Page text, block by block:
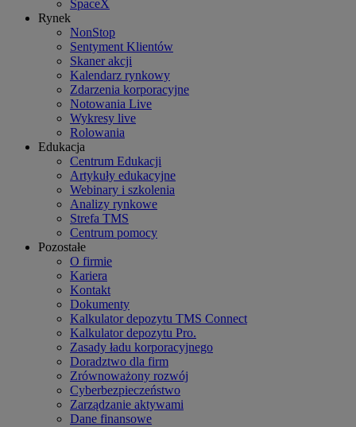
SpaceX
Rynek
NonStop
Sentyment Klientów
Skaner akcji
Kalendarz rynkowy
Zdarzenia korporacyjne
Notowania Live
Wykresy live
Rolowania
Edukacja
Centrum Edukacji
Artykuły edukacyjne
Webinary i szkolenia
Analizy rynkowe
Strefa TMS
Centrum pomocy
Pozostałe
O firmie
Kariera
Kontakt
Dokumenty
Kalkulator depozytu TMS Connect
Kalkulator depozytu Pro.
Zasady ładu korporacyjnego
Doradztwo dla firm
Zrównoważony rozwój
Cyberbezpieczeństwo
Zarządzanie aktywami
Dane finansowe